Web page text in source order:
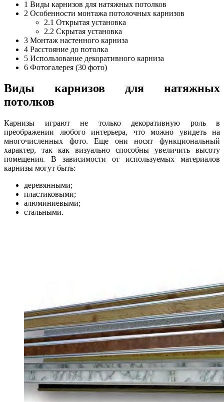
1 Виды карнизов для натяжных потолков
2 Особенности монтажа потолочных карнизов
2.1 Открытая установка
2.2 Скрытая установка
3 Монтаж настенного карниза
4 Расстояние до потолка
5 Использование декоративного карниза
6 Фотогалерея (30 фото)
Виды карнизов для натяжных
потолков
Карнизы играют не только декоративную роль в
преображении любого интерьера, что можно увидеть на
многочисленных фото. Еще они носят функциональный
характер, так как визуально способны увеличить высоту
помещения. В зависимости от используемых материалов
карнизы могут быть:
деревянными;
пластиковыми;
алюминиевыми;
стальными.